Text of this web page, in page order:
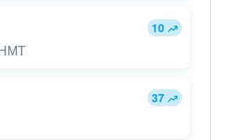
10
НМТ
37